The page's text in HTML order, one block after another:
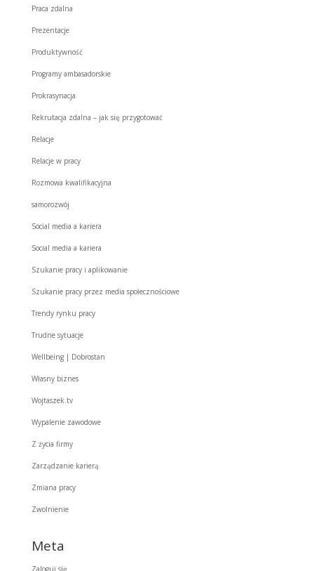
Praca zdalna
Prezentacje
Produktywność
Programy ambasadorskie
Prokrasynacja
Rekrutacja zdalna – jak się przygotować
Relacje
Relacje w pracy
Rozmowa kwalifikacyjna
samorozwój
Social media a kariera
Social media a kariera
Szukanie pracy i aplikowanie
Szukanie pracy przez media społecznościowe
Trendy rynku pracy
Trudne sytuacje
Wellbeing | Dobrostan
Własny biznes
Wojtaszek.tv
Wypalenie zawodowe
Z życia firmy
Zarządzanie karierą
Zmiana pracy
Zwolnienie
Meta
Zaloguj się